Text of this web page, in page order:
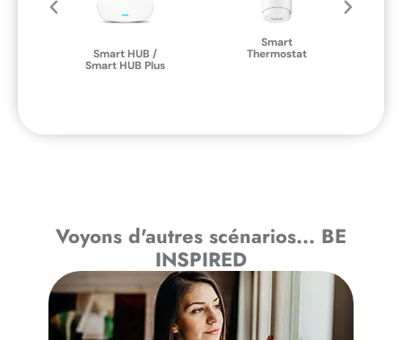
Smart HUB /
Smart HUB Plus
Smart
Thermostat
Voyons d'autres scénarios... BE
INSPIRED